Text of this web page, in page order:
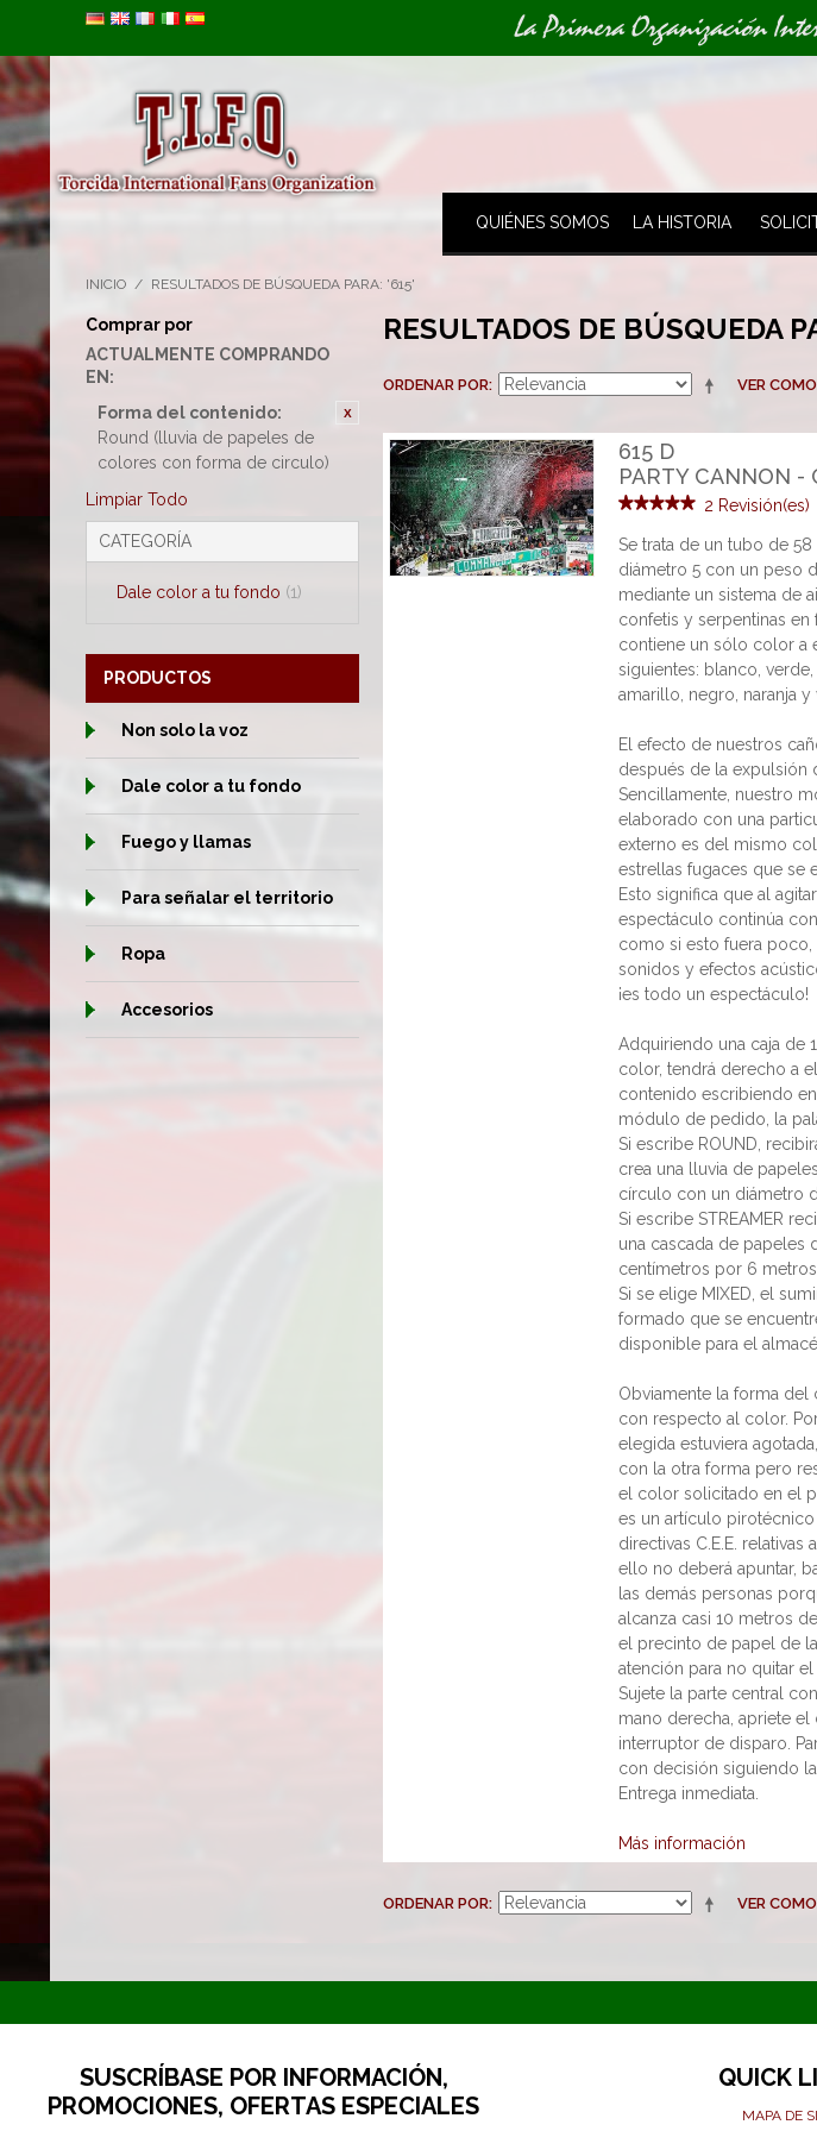
La Primera Organización
QUIÉNES SOMOS LA HISTORIA
INICIO / RESULTADOS DE BÚSQUEDA PARA: '615'
Comprar por
ACTUALMENTE COMPRANDO
EN:
Forma del contenido:
Round (lluvia de papeles de
colores con forma de circulo)
Limpiar Todo
CATEGORÍA
Dale color a tu fondo (1)
RESULTADOS DE BÚSQUEDA
VER COMO
ORDENAR POR
615 D
PARTY CANNON -
2 Revisión(es)
Se trata de un tubo de
diámetro 5 con un peso
mediante un sistema de
confetis y serpentinas
contiene un sólo color a
siguientes: blanco,
amarillo, negro, naranja y
El efecto de nuestros
después de la expulsión
Sencillamente, nuestro
elaborado con una
externo es del mismo
estrellas fugaces que se
Esto significa que al
espectáculo continúa
como si esto fuera
sonidos y efectos
¡es todo un espectáculo!
Adquiriendo una caja de
color, tendrá derecho a
contenido escribiendo
módulo de pedido, la
Si escribe ROUND,
crea una lluvia de
círculo con un diámetro
Si escribe STREAMER
una cascada de papeles
centímetros por 6 metros.
Si se elige MIXED, el
formado que se
disponible para el
Obviamente la forma del
con respecto al color.
elegida estuviera
con la otra forma pero
el color solicitado en el
es un artículo
directivas C.E.E. relativas
ello no deberá apuntar,
las demás personas
alcanza casi 10 metros
el precinto de papel de
atención para no quitar
Sujete la parte central
mano derecha, apriete
interruptor de disparo.
con decisión siguiendo
Entrega inmediata.
Más información
VER COMO
ORDENAR POR
PRODUCTOS
Non solo la voz
Dale color a tu fondo
Fuego y llamas
Para señalar el territorio
Ropa
Accesorios
SUSCRÍBASE POR INFORMACIÓN,
PROMOCIONES, OFERTAS ESPECIALES
QUICK
MAPA DE